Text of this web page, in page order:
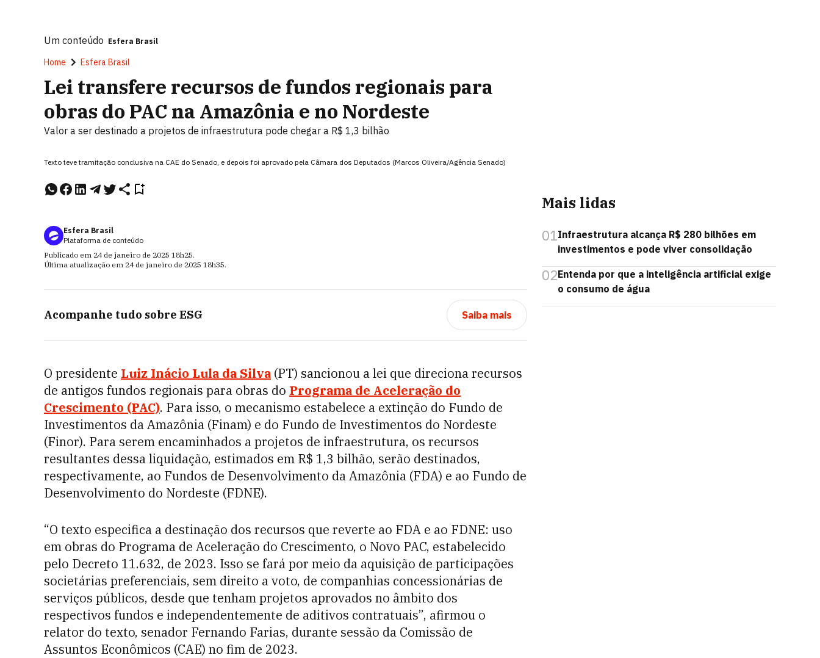
Um conteúdo Esfera Brasil
Home Esfera Brasil
Lei transfere recursos de fundos regionais para
obras do PAC na Amazônia e no Nordeste
Valor a ser destinado a projetos de infraestrutura pode chegar a R$ 1,3 bilhão
Texto teve tramitação conclusiva na CAE do Senado, e depois foi aprovado pela Câmara dos Deputados (Marcos Oliveira/Agência Senado)
Esfera Brasil
Plataforma de conteúdo
Publicado em 24 de janeiro de 2025 18h25.
Última atualização em 24 de janeiro de 2025 18h35.
Acompanhe tudo sobre ESG Saiba mais
O presidente Luiz Inácio Lula da Silva (PT) sancionou a lei que direciona recursos
de antigos fundos regionais para obras do Programa de Aceleração do
Crescimento (PAC). Para isso, o mecanismo estabelece a extinção do Fundo de
Investimentos da Amazônia (Finam) e do Fundo de Investimentos do Nordeste
(Finor). Para serem encaminhados a projetos de infraestrutura, os recursos
resultantes dessa liquidação, estimados em R$ 1,3 bilhão, serão destinados,
respectivamente, ao Fundos de Desenvolvimento da Amazônia (FDA) e ao Fundo de
Desenvolvimento do Nordeste (FDNE).
“O texto especifica a destinação dos recursos que reverte ao FDA e ao FDNE: uso
em obras do Programa de Aceleração do Crescimento, o Novo PAC, estabelecido
pelo Decreto 11.632, de 2023. Isso se fará por meio da aquisição de participações
societárias preferenciais, sem direito a voto, de companhias concessionárias de
serviços públicos, desde que tenham projetos aprovados no âmbito dos
respectivos fundos e independentemente de aditivos contratuais”, afirmou o
relator do texto, senador Fernando Farias, durante sessão da Comissão de
Assuntos Econômicos (CAE) no fim de 2023.
Mais lidas
01Infraestrutura alcança R$ 280 bilhões em
investimentos e pode viver consolidação
02Entenda por que a inteligência artificial exige
o consumo de água